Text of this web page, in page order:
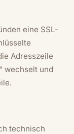
eine SSL-
Adresszeile
wechselt und
technisch